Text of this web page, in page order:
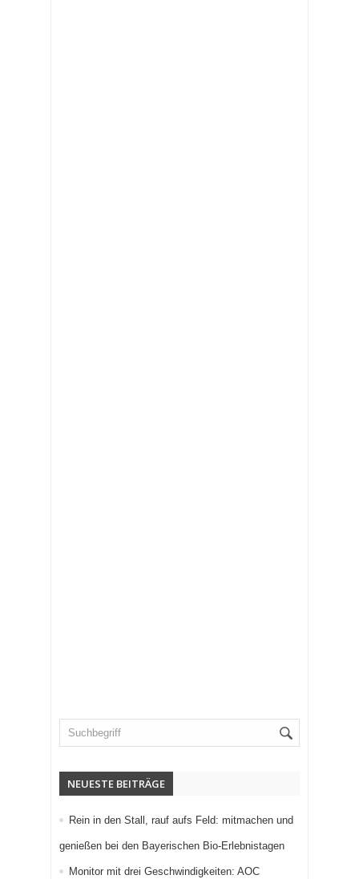
NEUESTE BEITRÄGE
Rein in den Stall, rauf aufs Feld: mitmachen und
genießen bei den Bayerischen Bio-Erlebnistagen
Monitor mit drei Geschwindigkeiten: AOC